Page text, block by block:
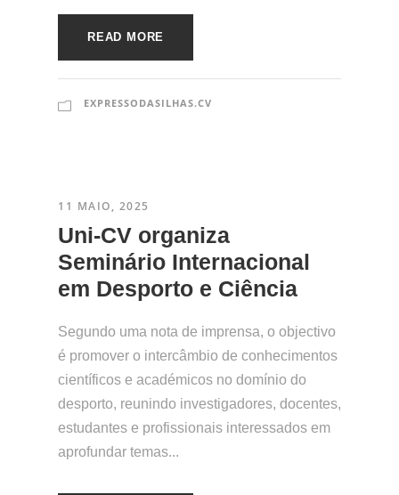
READ MORE
EXPRESSODASILHAS.CV
11 MAIO, 2025
​Uni-CV organiza
Seminário Internacional
em Desporto e Ciência
Segundo uma nota de imprensa, o objectivo
é promover o intercâmbio de conhecimentos
científicos e académicos no domínio do
desporto, reunindo investigadores, docentes,
estudantes e profissionais interessados em
aprofundar temas...